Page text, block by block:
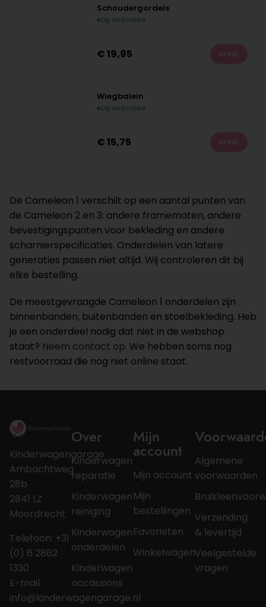
Schoudergordels
Op voorraad
€19,95
Wiegbalein
Op voorraad
€15,75
De Cameleon 1 verschilt op een aantal punten van
de Cameleon 2 en 3: andere framematen, andere
bevestigingspunten voor bekleding en andere
scharnierspecificaties. Onderdelen van latere
generaties passen niet altijd. Wij controleren dit bij
elke bestelling.
De meestgevraagde Cameleon 1 onderdelen zijn
binnenbanden, buitenbanden en stoelbekleding. Heb
je een onderdeel nodig dat niet in de webshop
staat? Neem contact op. We hebben soms nog
restvoorraad die nog niet online staat.
Kinderwagengarage
Ambachtweg
28b
2841 LZ
Moordrecht
Telefoon: +31
(0) 6 2862
1330
E-mail:
info@kinderwagengarage.nl
Over
Kinderwagen
reparatie
Kinderwagen
reiniging
Kinderwagen
onderdelen
Kinderwagen
occassions
Mijn
account
Mijn account
Mijn
bestellingen
Favorieten
Winkelwagen
Algemene
voorwaarden
Verzending
& levertijd
Veelgestelde
vragen